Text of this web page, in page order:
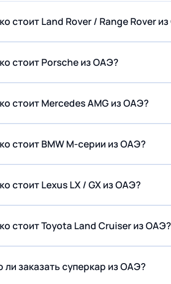
стоит Land Rover / Range Rover
стоит Porsche из ОАЭ?
стоит Mercedes AMG из ОАЭ?
стоит BMW M-серии из ОАЭ?
стоит Lexus LX / GX из ОАЭ?
стоит Toyota Land Cruiser из ОАЭ?
заказать суперкар из ОАЭ?